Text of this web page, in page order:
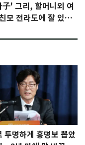
子' 그리, 할머니외 여
모 전라도에 잘 있
투명하게 홍명보 뽑았